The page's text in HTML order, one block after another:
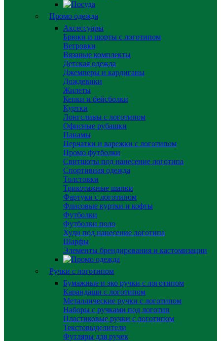
Промо одежда
Аксессуары
Брюки и шорты с логотипом
Ветровки
Вязаные комплекты
Детская одежда
Джемперы и кардиганы
Дождевики
Жилеты
Кепки и бейсболки
Куртки
Лонгсливы с логотипом
Офисные рубашки
Панамы
Перчатки и варежки с логотипом
Промо футболки
Свитшоты под нанесение логотипа
Спортивная одежда
Толстовки
Трикотажные шапки
Фартуки с логотипом
Флисовые куртки и кофты
Футболки
Футболки поло
Худи под нанесение логотипа
Шарфы
Элементы брендирования и кастомизации
Ручки с логотипом
Бумажные и эко ручки с логотипом
Карандаши с логотипом
Металлические ручки с логотипом
Наборы с ручками под логотип
Пластиковые ручки с логотипом
Текстовыделители
Футляры для ручек